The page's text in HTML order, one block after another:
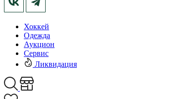
Хоккей
Одежда
Аукцион
Сервис
Ликвидация